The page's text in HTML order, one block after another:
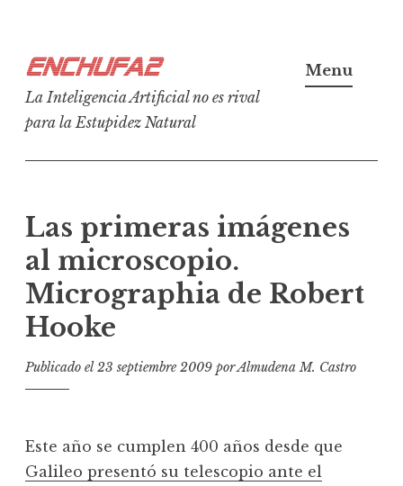
al
contenido
Enchufa2
La Inteligencia Artificial no es rival
para la Estupidez Natural
Menu
Las primeras imágenes
al microscopio.
Micrographia de Robert
Hooke
Publicado el23 septiembre 2009 porAlmudena M. Castro
Este año se cumplen 400 años desde que
Galileo presentó su telescopio ante el